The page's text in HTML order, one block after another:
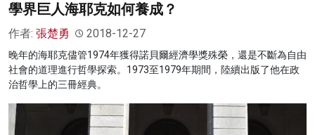
學界巨人海耶克如何養成？
作者: 張楚勇 2018-12-27
晚年的海耶克儘管1974年獲得諾貝爾經濟學獎殊榮，還是不斷為自由
社會的道理進行哲學探索。1973至1979年期間，陸續出版了他在政
治哲學上的三冊經典。